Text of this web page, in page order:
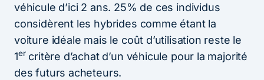
véhicule d’ici 2 ans. 25% de ces individus
considèrent les hybrides comme étant la
voiture idéale mais le coût d’utilisation reste le
1ercritère d’achat d’un véhicule pour la majorité
des futurs acheteurs.